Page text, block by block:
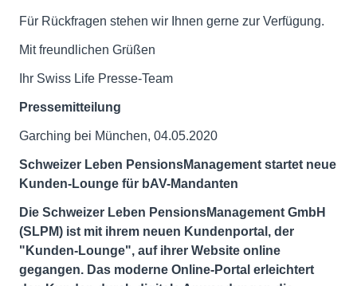
Für Rückfragen stehen wir Ihnen gerne zur Verfügung.
Mit freundlichen Grüßen
Ihr Swiss Life Presse-Team
Pressemitteilung
Garching bei München, 04.05.2020
Schweizer Leben PensionsManagement startet neue
Kunden-Lounge für bAV-Mandanten
Die Schweizer Leben PensionsManagement GmbH
(SLPM) ist mit ihrem neuen Kundenportal, der
"Kunden-Lounge", auf ihrer Website online
gegangen. Das moderne Online-Portal erleichtert